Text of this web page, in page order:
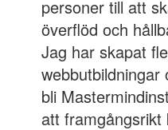
personer till att
överflöd och
Jag har skapat
bli
att framgångsrikt